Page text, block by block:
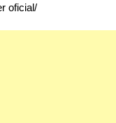
oficial/